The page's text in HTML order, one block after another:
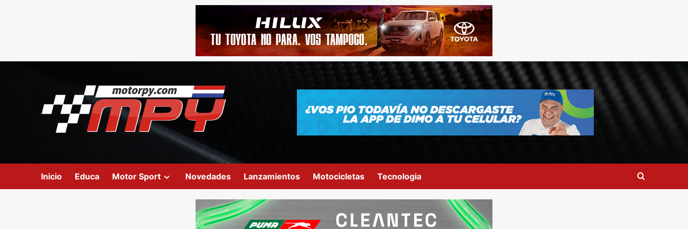
Inicio Educa Motor Sport Novedades Lanzamientos Motocicletas Tecnologia